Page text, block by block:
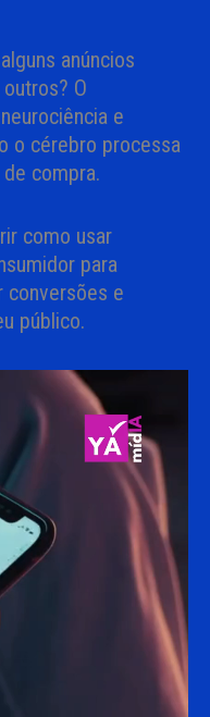
anúncios
O
e
o cérebro processa
compra.
como usar
para
conversões e
público.